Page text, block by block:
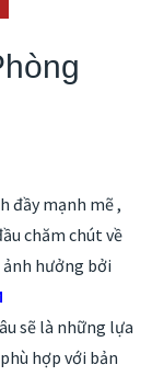
đầy mạnh mẽ ,
chăm chút về
hưởng bởi
sẽ là những lựa
hợp với bản